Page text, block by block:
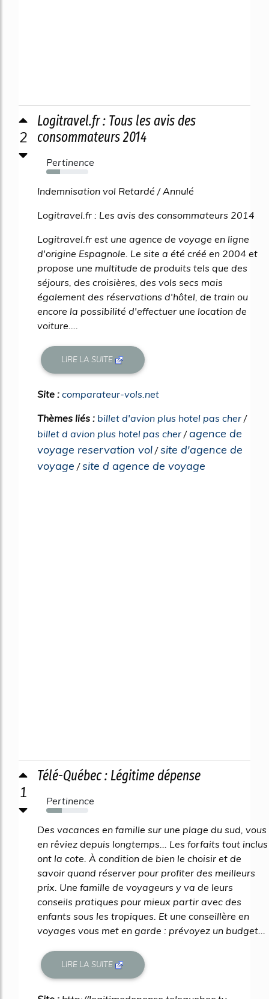
2
Logitravel.fr : Tous les avis des
consommateurs 2014
Pertinence
33%
Indemnisation vol Retardé / Annulé
Logitravel.fr : Les avis des consommateurs 2014
Logitravel.fr est une agence de voyage en ligne
d'origine Espagnole. Le site a été créé en 2004 et
propose une multitude de produits tels que des
séjours, des croisières, des vols secs mais
également des réservations d'hôtel, de train ou
encore la possibilité d'effectuer une location de
voiture....
LIRE LA SUITE
Site : comparateur-vols.net
Thèmes liés : billet d'avion plus hotel pas cher /
billet d avion plus hotel pas cher /agence de
voyage reservation vol /site d'agence de
voyage /site d agence de voyage
1
Télé-Québec : Légitime dépense
Pertinence
37%
Des vacances en famille sur une plage du sud, vous
en rêviez depuis longtemps... Les forfaits tout inclus
ont la cote. À condition de bien le choisir et de
savoir quand réserver pour profiter des meilleurs
prix. Une famille de voyageurs y va de leurs
conseils pratiques pour mieux partir avec des
enfants sous les tropiques. Et une conseillère en
voyages vous met en garde : prévoyez un budget...
LIRE LA SUITE